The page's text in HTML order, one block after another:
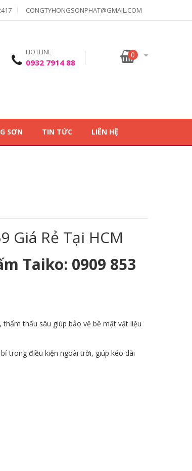
CONGTYHONGSONPHAT@GMAIL.COM
HOTLINE
0932 7914 88
0
SƠN TIN TỨC LIÊN HỆ
Giá Rẻ Tại HCM
Taiko: 0909 853
thẩm thấu sâu giúp bảo vệ bề mặt vật liệu
trong điều kiện ngoài trời, giúp kéo dài